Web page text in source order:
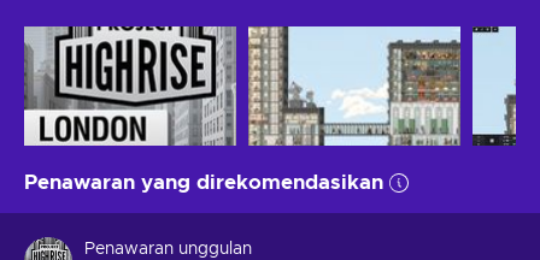
Penawaran yang direkomendasikan
Penawaran unggulan